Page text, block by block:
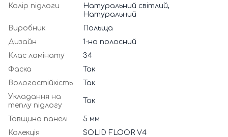
Колір підлоги
Натуральний світлий,
Натуральний
Виробник
Польща
Дизайн
1-но полосний
Клас ламінату
34
Фаска
Так
Вологостійкість
Так
Укладання на
теплу підлогу
Так
Товщина панелі
5 мм
Колекція
SOLID FLOOR V4